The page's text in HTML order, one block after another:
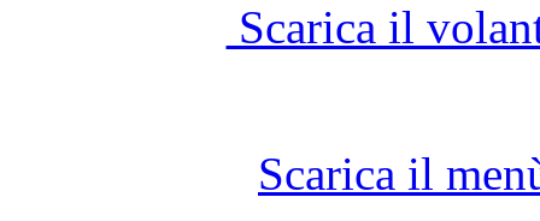
Scarica il
Scarica il